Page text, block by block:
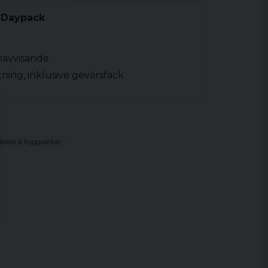
inklusive gevärsfack
& Ryggsäckar